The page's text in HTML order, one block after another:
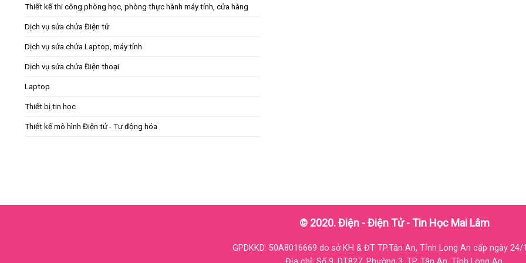
Thiết kế thi công phòng học, phòng thực hành máy tính, cửa hàng
Dịch vụ sửa chửa Điện tử
Dịch vụ sửa chửa Laptop, máy tính
Dịch vụ sửa chửa Điện thoại
Laptop
Thiết bị tin học
Thiết kế mô hình Điện tử - Tự động hóa
© 2020. Điện - Điện Tử - Tin Học Mai Lâm
GPDKKD: 50A8016669 do sở KH & ĐT TP.Tân An, Tỉnh Long An cấp ngày 24/